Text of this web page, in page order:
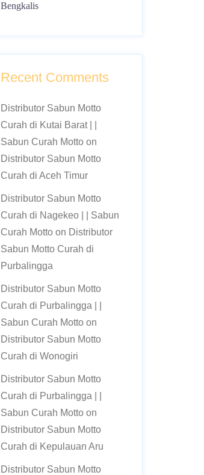
Bengkalis
Recent Comments
Distributor Sabun Motto
Curah di Kutai Barat | |
Sabun Curah Mottoon
Distributor Sabun Motto
Curah di Aceh Timur
Distributor Sabun Motto
Curah di Nagekeo | | Sabun
Curah Mottoon Distributor
Sabun Motto Curah di
Purbalingga
Distributor Sabun Motto
Curah di Purbalingga | |
Sabun Curah Mottoon
Distributor Sabun Motto
Curah di Wonogiri
Distributor Sabun Motto
Curah di Purbalingga | |
Sabun Curah Mottoon
Distributor Sabun Motto
Curah di Kepulauan Aru
Distributor Sabun Motto